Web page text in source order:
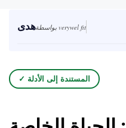
هدى بواسطة verywel fit
✓ المستندة إلى الأدلة